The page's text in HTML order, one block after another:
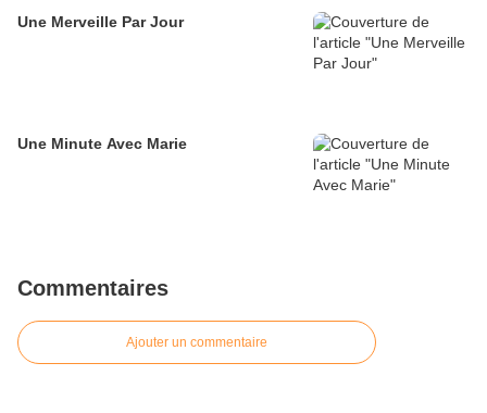
Une Merveille Par Jour
Une Minute Avec Marie
Commentaires
Ajouter un commentaire